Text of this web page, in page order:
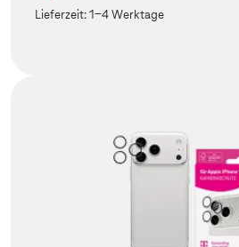
Lieferzeit:1-4 Werktage